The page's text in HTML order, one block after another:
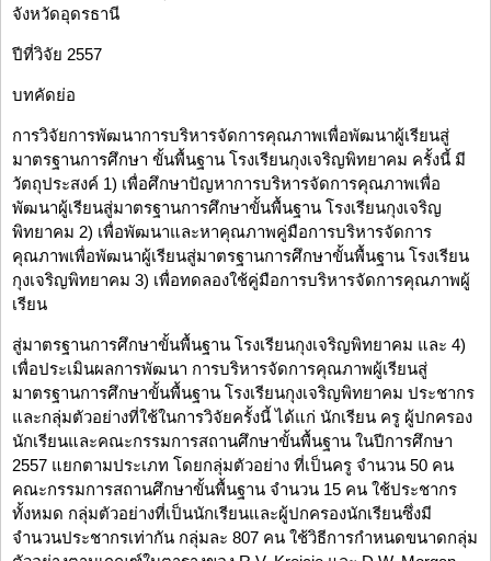
จังหวัดอุดรธานี
ปีที่วิจัย 2557
บทคัดย่อ
การวิจัยการพัฒนาการบริหารจัดการคุณภาพเพื่อพัฒนาผู้เรียนสู่
มาตรฐานการศึกษา ขั้นพื้นฐาน โรงเรียนกุงเจริญพิทยาคม ครั้งนี้ มี
วัตถุประสงค์ 1) เพื่อศึกษาปัญหาการบริหารจัดการคุณภาพเพื่อ
พัฒนาผู้เรียนสู่มาตรฐานการศึกษาขั้นพื้นฐาน โรงเรียนกุงเจริญ
พิทยาคม 2) เพื่อพัฒนาและหาคุณภาพคู่มือการบริหารจัดการ
คุณภาพเพื่อพัฒนาผู้เรียนสู่มาตรฐานการศึกษาขั้นพื้นฐาน โรงเรียน
กุงเจริญพิทยาคม 3) เพื่อทดลองใช้คู่มือการบริหารจัดการคุณภาพผู้
เรียน
สู่มาตรฐานการศึกษาขั้นพื้นฐาน โรงเรียนกุงเจริญพิทยาคม และ 4)
เพื่อประเมินผลการพัฒนา การบริหารจัดการคุณภาพผู้เรียนสู่
มาตรฐานการศึกษาขั้นพื้นฐาน โรงเรียนกุงเจริญพิทยาคม ประชากร
และกลุ่มตัวอย่างที่ใช้ในการวิจัยครั้งนี้ ได้แก่ นักเรียน ครู ผู้ปกครอง
นักเรียนและคณะกรรมการสถานศึกษาขั้นพื้นฐาน ในปีการศึกษา
2557 แยกตามประเภท โดยกลุ่มตัวอย่าง ที่เป็นครู จำนวน 50 คน
คณะกรรมการสถานศึกษาขั้นพื้นฐาน จำนวน 15 คน ใช้ประชากร
ทั้งหมด กลุ่มตัวอย่างที่เป็นนักเรียนและผู้ปกครองนักเรียนซึ่งมี
จำนวนประชากรเท่ากัน กลุ่มละ 807 คน ใช้วิธีการกำหนดขนาดกลุ่ม